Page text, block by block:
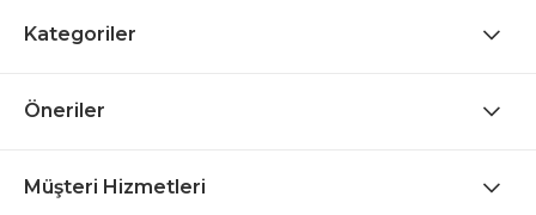
Kategoriler
Öneriler
Müşteri Hizmetleri